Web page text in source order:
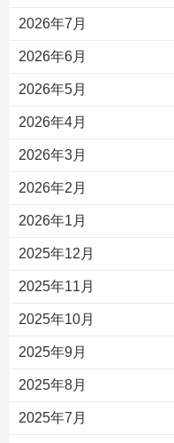
2026年7月
2026年6月
2026年5月
2026年4月
2026年3月
2026年2月
2026年1月
2025年12月
2025年11月
2025年10月
2025年9月
2025年8月
2025年7月